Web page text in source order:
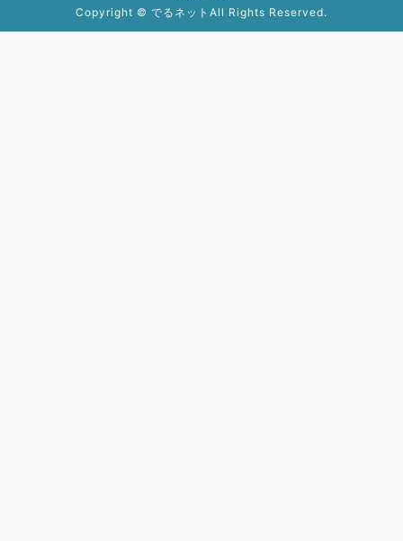
Copyright © でるネット All Rights Reserved.